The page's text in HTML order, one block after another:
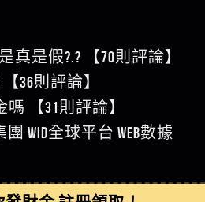
教你如何規避詐騙陷阱
真的嗎 被弘記投資詐騙的
是真的嗎 KnTop是不是詐騙
專案詐騙持續收割國人中
騙 機台運算專案是真的嗎
錢怎麼辦 本文教你如何拿
是詐騙嗎 Hoyabit是不是詐
詐騙的錢怎麼辦
資金
化行銷詐騙持續收割國人
】KS.M多元化行銷是詐
不是詐騙 KS.M多元化行銷是
銷詐騙的錢怎麼辦 本文教
賴「zg369」深度解析野原
野原家 Family & Love是不是詐
真的嗎 野原家 Family & Love是
家 Family & Love是詐騙平台
騙持續收割國人中【免費
盈橋是詐騙嗎 元盈橋是不是
被元盈橋詐騙的錢怎麼辦
資金
【zg369】M.L.Edge利用新
是真的嗎 M.L.Edge是不
【M.L.Edge】M.L.Edge無法出
詐騙持續收割國人中【免
是詐騙嗎 Robinhood是
回被騙資金
持續收割國人中【免費討回
怎麼辦 本文教你如何拿回
是真的嗎 ALYWS是不是詐騙
揭秘新型詐騙手法 （受害
呵
爛死了黑網不要玩
錢直接鎖帳號可以去吃屎
我也是小畢的會員～～
己做假對話來毀謗欸哈哈哈
司
真是假?.? 【70則評論】
36則評論】
嗎 【31則評論】
WID全球平台 WEB數據